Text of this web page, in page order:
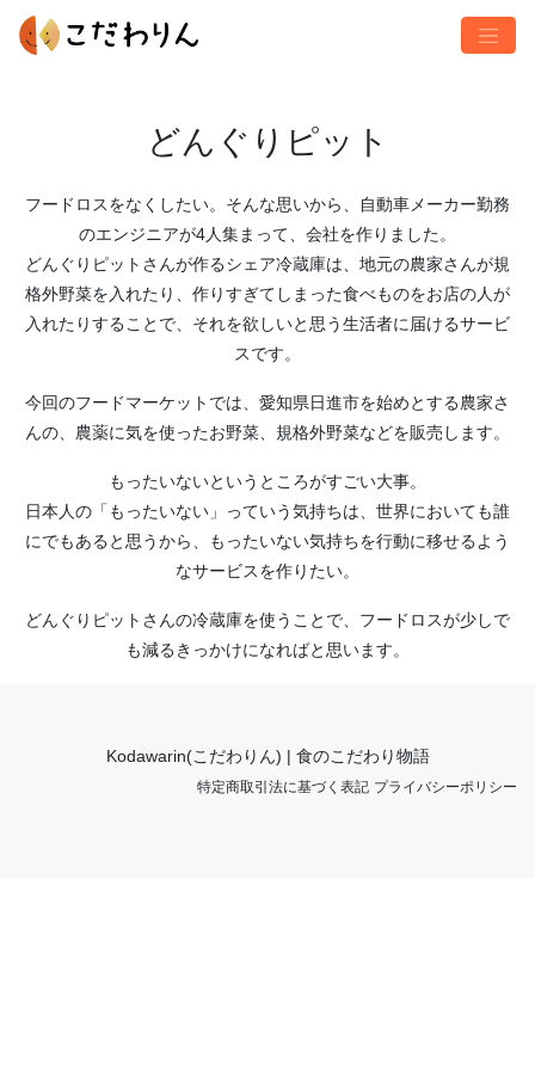
どんぐりピット
フードロスをなくしたい。そんな思いから、自動車メーカー勤務
のエンジニアが4人集まって、会社を作りました。
どんぐりピットさんが作るシェア冷蔵庫は、地元の農家さんが規
格外野菜を入れたり、作りすぎてしまった食べものをお店の人が
入れたりすることで、それを欲しいと思う生活者に届けるサービ
スです。
今回のフードマーケットでは、愛知県日進市を始めとする農家さ
んの、農薬に気を使ったお野菜、規格外野菜などを販売します。
もったいないというところがすごい大事。
日本人の「もったいない」っていう気持ちは、世界においても誰
にでもあると思うから、もったいない気持ちを行動に移せるよう
なサービスを作りたい。
どんぐりピットさんの冷蔵庫を使うことで、フードロスが少しで
も減るきっかけになればと思います。
Kodawarin(こだわりん) | 食のこだわり物語
特定商取引法に基づく表記 プライバシーポリシー